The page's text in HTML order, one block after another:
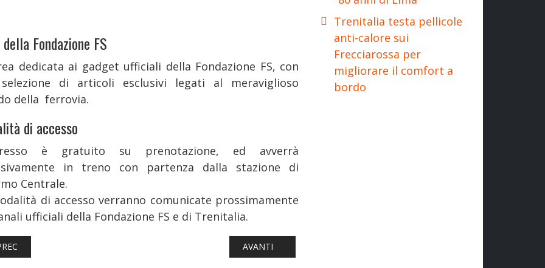
Fondazione FS
dedicata ai gadget ufficiali della Fondazione FS, con
di articoli esclusivi legati al meraviglioso
della ferrovia.
di accesso
è gratuito su prenotazione, ed avverrà
in treno con partenza dalla stazione di
Centrale.
di accesso verranno comunicate prossimamente
ufficiali della Fondazione FS e di Trenitalia.
PRECEDENTE: FERROVIE: YOUTH ALPINE INTERRAIL, IN PALIO 150 BIGLIETTI INTERRAIL
ARTICOLO SUCCESSIVO: FERROVIE: UN NUOVO SUCCESSO PER IL
AVANTI
Trenitalia testa pellicole
anti-calore sui
Frecciarossa per
migliorare il comfort a
bordo